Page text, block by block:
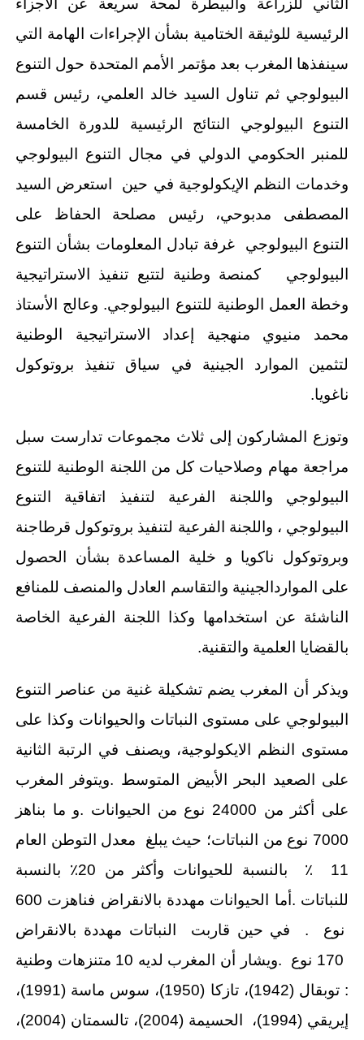
الثاني للزراعة والبيطرة لمحة سريعة عن الأجزاء
الرئيسية للوثيقة الختامية بشأن الإجراءات الهامة التي
سينفذها المغرب بعد مؤتمر الأمم المتحدة حول التنوع
البيولوجي ثم تناول السيد خالد العلمي، رئيس قسم
التنوع البيولوجي النتائج الرئيسية للدورة الخامسة
للمنبر الحكومي الدولي في مجال التنوع البيولوجي
وخدمات النظم الإيكولوجية في حين استعرض السيد
المصطفى مدبوحي، رئيس مصلحة الحفاظ على
التنوع البيولوجي غرفة تبادل المعلومات بشأن التنوع
البيولوجي كمنصة وطنية لتتبع تنفيذ الاستراتيجية
وخطة العمل الوطنية للتنوع البيولوجي. وعالج الأستاذ
محمد منيوي منهجية إعداد الاستراتيجية الوطنية
لتثمين الموارد الجينية في سياق تنفيذ بروتوكول
ناغويا.
وتوزع المشاركون إلى ثلاث مجموعات تدارست سبل
مراجعة مهام وصلاحيات كل من اللجنة الوطنية للتنوع
البيولوجي واللجنة الفرعية لتنفيذ اتفاقية التنوع
البيولوجي ، واللجنة الفرعية لتنفيذ بروتوكول قرطاجنة
وبروتوكول ناكويا و خلية المساعدة بشأن الحصول
على المواردالجينية والتقاسم العادل والمنصف للمنافع
الناشئة عن استخدامها وكذا اللجنة الفرعية الخاصة
بالقضايا العلمية والتقنية.
ويذكر أن المغرب يضم تشكيلة غنية من عناصر التنوع
البيولوجي على مستوى النباتات والحيوانات وكذا على
مستوى النظم الايكولوجية، ويصنف في الرتبة الثانية
على الصعيد البحر الأبيض المتوسط .ويتوفر المغرب
على أكثر من 24000 نوع من الحيوانات .و ما بناهز
7000 نوع من النباتات؛ حيث يبلغ معدل التوطن العام
11 ٪ بالنسبة للحيوانات وأكثر من 20٪ بالنسبة
للنباتات .أما الحيوانات مهددة بالانقراض فناهزت 600
نوع . في حين قاربت النباتات مهددة بالانقراض
170 نوع .ويشار أن المغرب لديه 10 متنزهات وطنية
: توبقال (1942)، تازكا (1950)، سوس ماسة (1991)،
إيريقي (1994)، الحسيمة (2004)، تالسمتان (2004)،